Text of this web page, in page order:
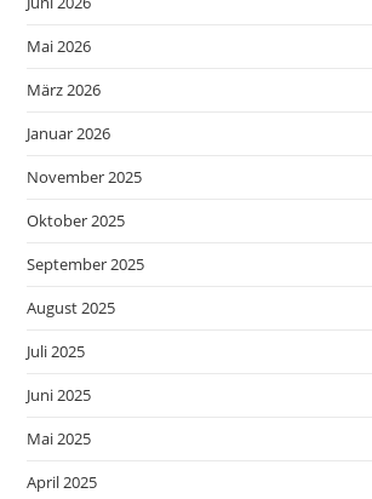
Mai 2026
März 2026
Januar 2026
November 2025
Oktober 2025
September 2025
August 2025
Juli 2025
Juni 2025
Mai 2025
April 2025